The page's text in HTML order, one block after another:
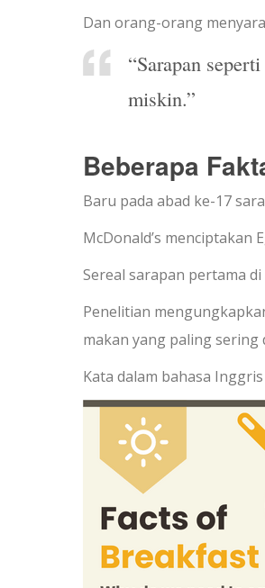
Dan orang-orang
“Sarapan
miskin.”
Beberapa
Baru pada abad ke-17
McDonald’s menciptakan
Sereal sarapan pertama
Penelitian
makan yang paling sering
Kata dalam bahasa